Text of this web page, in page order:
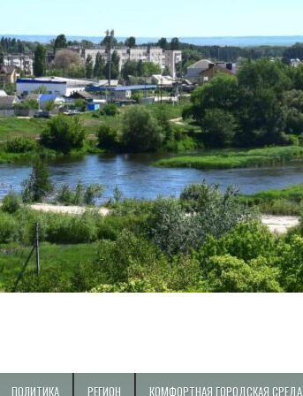
ПОЛИТИКА РЕГИОН КОМФОРТНАЯ ГОРОДСКАЯ СРЕДА